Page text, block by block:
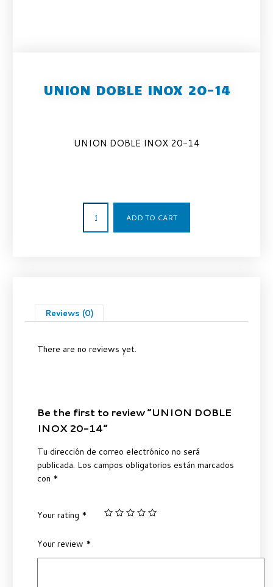
UNION DOBLE INOX 20-14
UNION DOBLE INOX 20-14
ADD TO CART
Reviews (0)
There are no reviews yet.
Be the first to review “UNION DOBLE
INOX 20-14”
Tu dirección de correo electrónico no será
publicada. Los campos obligatorios están marcados
con *
Your rating *
Your review *